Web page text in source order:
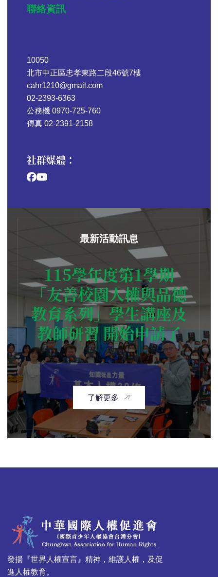
聯絡資訊
10050
北市中正區忠孝東路二段46號7樓
cahr1210@gmail.com
02-2393-6363
公務機 0970-725-760
傳真 02-2391-2158
社群媒體：
最新活動訊息
115學年度第1學期
「友善校園人權與品德
教育系列」學生講座及
教師研習 開始申請了
了解更多
發揚『世界人權宣言』精神，維護人權，及促
進人權教育。